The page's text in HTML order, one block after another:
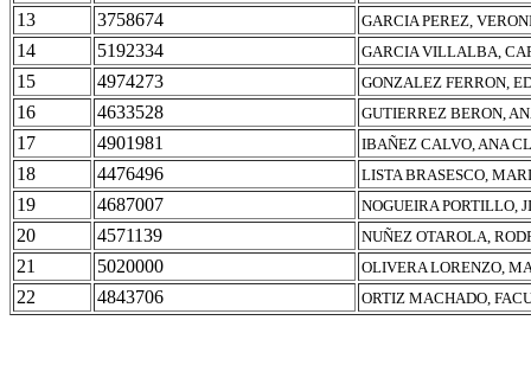
13 3758674 GARCIA PEREZ,
14 5192334 GARCIA VILLALBA,
15 4974273 GONZALEZ FERRON,
16 4633528 GUTIERREZ BERON,
17 4901981 IBAÑEZ CALVO, ANA
18 4476496 LISTA BRASESCO,
19 4687007 NOGUEIRA PORTILLO,
20 4571139 NUÑEZ OTAROLA,
21 5020000 OLIVERA LORENZO,
22 4843706 ORTIZ MACHADO,